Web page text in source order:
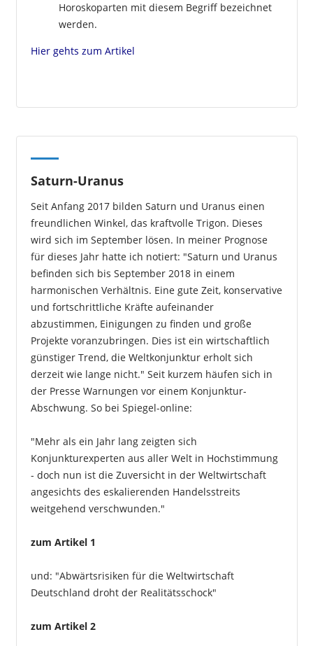
Horoskoparten mit diesem Begriff bezeichnet
werden.
Hier gehts zum Artikel
Saturn-Uranus
Seit Anfang 2017 bilden Saturn und Uranus einen
freundlichen Winkel, das kraftvolle Trigon. Dieses
wird sich im September lösen. In meiner Prognose
für dieses Jahr hatte ich notiert: "Saturn und Uranus
befinden sich bis September 2018 in einem
harmonischen Verhältnis. Eine gute Zeit, konservative
und fortschrittliche Kräfte aufeinander
abzustimmen, Einigungen zu finden und große
Projekte voranzubringen. Dies ist ein wirtschaftlich
günstiger Trend, die Weltkonjunktur erholt sich
derzeit wie lange nicht." Seit kurzem häufen sich in
der Presse Warnungen vor einem Konjunktur-
Abschwung. So bei Spiegel-online:
"Mehr als ein Jahr lang zeigten sich
Konjunkturexperten aus aller Welt in Hochstimmung
- doch nun ist die Zuversicht in der Weltwirtschaft
angesichts des eskalierenden Handelsstreits
weitgehend verschwunden."
zum Artikel 1
und: "Abwärtsrisiken für die Weltwirtschaft
Deutschland droht der Realitätsschock"
zum Artikel 2